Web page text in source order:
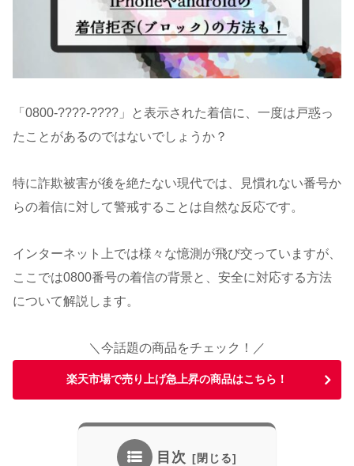
「0800-????-????」と表示された着信に、一度は戸惑っ
たことがあるのではないでしょうか？
特に詐欺被害が後を絶たない現代では、見慣れない番号か
らの着信に対して警戒することは自然な反応です。
インターネット上では様々な憶測が飛び交っていますが、
ここでは0800番号の着信の背景と、安全に対応する方法
について解説します。
＼今話題の商品をチェック！／
楽天市場で売り上げ急上昇の商品はこちら！
目次